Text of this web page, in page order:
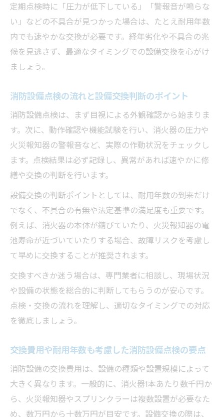
経済性と安全性を両立する交換タイミングのコ
ツ
消防設備点検で最適な設備交換時期を見極
める
消防設備点検から逆算した交換計画の立て
方
耐用年数に基づく経済的な設備交換の考え
方
消防設備点検で不要な交換を避ける方法
点検結果を活かした合理的な設備交換の進め方
消防設備点検の結果から始める交換計画の
立案
点検と設備交換を連動させる効率的な方法
消防設備点検で無駄を省いた交換手順とは
現場で役立つ消防設備点検と交換の進め方
消防設備点検と設備交換で失敗しないポイ
ント
定期点検時に「圧力が低下している」「警報音が鳴らな
い」などの不具合が見つかった場合は、たとえ耐用年数
内でも速やかな交換が必要です。経年劣化や不具合の兆
候を見逃さず、最適なタイミングでの設備交換を心がけ
ましょう。
消防設備点検の流れと設備交換判断のポイント
消防設備点検は、まず目視による外観確認から始まりま
す。次に、動作確認や機能試験を行い、消火器の圧力や
火災報知器の警報音など、実際の作動状況をチェックし
ます。点検結果は必ず記録し、異常があれば速やかに修
繕や交換の判断を行います。
設備交換の判断ポイントとしては、耐用年数の到来だけ
でなく、不具合の有無や法定基準の満足度も重要です。
例えば、消火器の本体が錆びていたり、火災報知器の電
池寿命が近づいていたりする場合、故障リスクを考慮し
て早めに交換することが推奨されます。
交換すべきか迷う場合は、専門業者に相談し、現場状況
や設備の状態を総合的に判断してもらうのが安心です。
点検・交換の流れを理解し、適切なタイミングでの対応
を徹底しましょう。
交換費用や耐用年数も考慮した消防設備点検の要点
消防設備の交換費用は、設備の種類や設置規模によって
大きく異なります。一般的に、消火器1本あたり数千円か
ら、火災報知器やスプリンクラーは複数設置が必要なた